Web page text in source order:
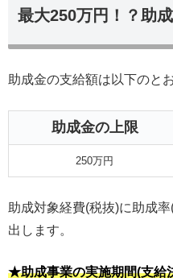
最大250万円！？助
助成金の支給額は以下のと
助成金の上限
250万円
助成対象経費(税抜)に助成
出します。
★助成事業の実施期間(支給